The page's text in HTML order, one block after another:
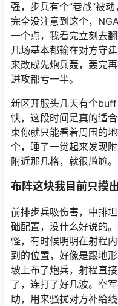
强，步兵有个”巷战”被
完全没注意到这个，
一个点，我看完立刻去
几场基本都输在对方守
来改成先炮兵轰，轰完
进攻都亏一半。
新区开服头几天有个
快，这段时间是真的适
束你就只能看着周围的
个，睡了一觉起来发现
附近那几格，就很尴尬。
布阵这块我目前只摸
前排步兵吸伤害，中排
础配置，没什么好说的
怪，有时候明明在射程
到的位置，好像是跟地
坡上布了炮兵，射程直
了，连打了好几波。空
助，用来骚扰对方补给